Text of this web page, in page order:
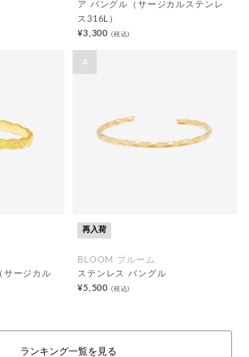
ア バングル（サージカルステンレ
ス316L）
¥3,300 (税込)
サージカル
4
再入荷
BLOOM ブルーム
ステンレス バングル
¥5,500 (税込)
ランキング一覧を見る